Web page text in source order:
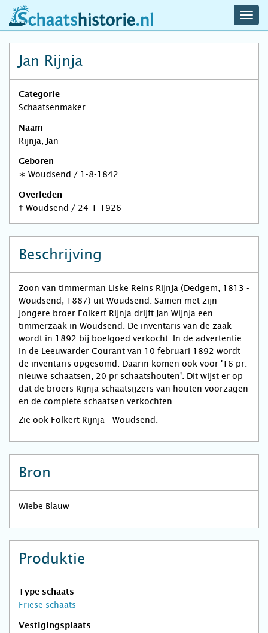
schaatshistorie.nl
Jan Rijnja
Categorie
Schaatsenmaker
Naam
Rijnja, Jan
Geboren
∗ Woudsend / 1-8-1842
Overleden
† Woudsend / 24-1-1926
Beschrijving
Zoon van timmerman Liske Reins Rijnja (Dedgem, 1813 -
Woudsend, 1887) uit Woudsend. Samen met zijn
jongere broer Folkert Rijnja drijft Jan Wijnja een
timmerzaak in Woudsend. De inventaris van de zaak
wordt in 1892 bij boelgoed verkocht. In de advertentie
in de Leeuwarder Courant van 10 februari 1892 wordt
de inventaris opgesomd. Daarin komen ook voor '16 pr.
nieuwe schaatsen, 20 pr schaatshouten'. Dit wijst er op
dat de broers Rijnja schaatsijzers van houten voorzagen
en de complete schaatsen verkochten.
Zie ook Folkert Rijnja - Woudsend.
Bron
Wiebe Blauw
Produktie
Type schaats
Friese schaats
Vestigingsplaats